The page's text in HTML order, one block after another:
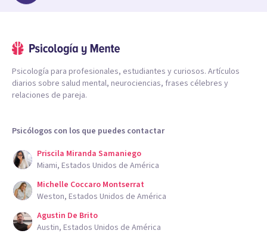
Psicología para profesionales, estudiantes y curiosos. Artículos
diarios sobre salud mental, neurociencias, frases célebres y
relaciones de pareja.
Psicólogos con los que puedes contactar
Priscila Miranda Samaniego
Miami, Estados Unidos de América
Michelle Coccaro Montserrat
Weston, Estados Unidos de América
Agustin De Brito
Austin, Estados Unidos de América